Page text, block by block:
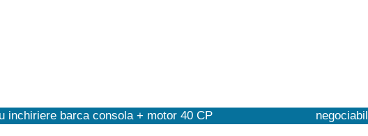
inchiriere barca consola + motor 40 CP negociabil